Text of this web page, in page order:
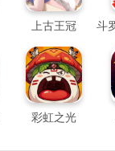
上古王冠
彩虹之光